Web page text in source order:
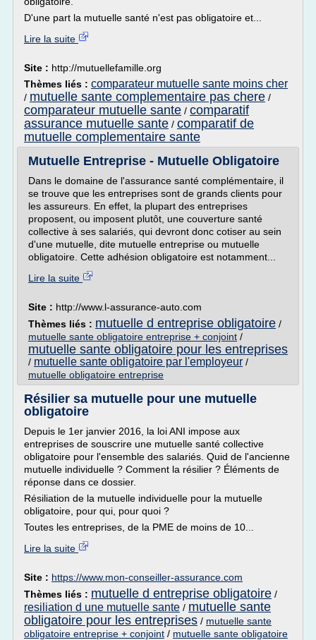
D'une part la mutuelle santé n'est pas obligatoire et...
Lire la suite
Site : http://mutuellefamille.org
Thèmes liés : comparateur mutuelle sante moins cher
/ mutuelle sante complementaire pas chere /
comparateur mutuelle sante / comparatif
assurance mutuelle sante / comparatif de
mutuelle complementaire sante
Mutuelle Entreprise - Mutuelle Obligatoire
Dans le domaine de l'assurance santé complémentaire, il
se trouve que les entreprises sont de grands clients pour
les assureurs. En effet, la plupart des entreprises
proposent, ou imposent plutôt, une couverture santé
collective à ses salariés, qui devront donc cotiser au sein
d'une mutuelle, dite mutuelle entreprise ou mutuelle
obligatoire. Cette adhésion obligatoire est notamment...
Lire la suite
Site : http://www.l-assurance-auto.com
Thèmes liés : mutuelle d entreprise obligatoire /
mutuelle sante obligatoire entreprise + conjoint /
mutuelle sante obligatoire pour les entreprises
/ mutuelle sante obligatoire par l'employeur /
mutuelle obligatoire entreprise
Résilier sa mutuelle pour une mutuelle
obligatoire
Depuis le 1er janvier 2016, la loi ANI impose aux
entreprises de souscrire une mutuelle santé collective
obligatoire pour l'ensemble des salariés. Quid de l'ancienne
mutuelle individuelle ? Comment la résilier ? Éléments de
réponse dans ce dossier.
Résiliation de la mutuelle individuelle pour la mutuelle
obligatoire, pour qui, pour quoi ?
Toutes les entreprises, de la PME de moins de 10...
Lire la suite
Site : https://www.mon-conseiller-assurance.com
Thèmes liés : mutuelle d entreprise obligatoire /
resiliation d une mutuelle sante / mutuelle sante
obligatoire pour les entreprises / mutuelle sante
obligatoire entreprise + conjoint / mutuelle sante obligatoire